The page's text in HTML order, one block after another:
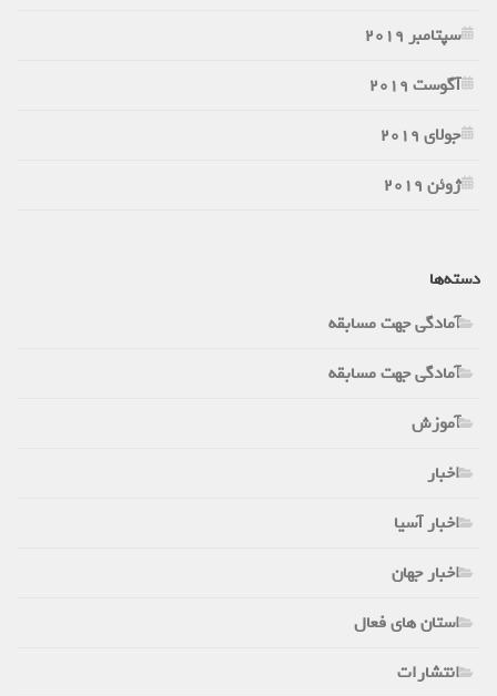
سپتامبر 2019
آگوست 2019
جولای 2019
ژوئن 2019
دسته‌ها
آمادگی جهت مسابقه
آمادگی جهت مسابقه
آموزش
اخبار
اخبار آسیا
اخبار جهان
استان های فعال
انتشارات